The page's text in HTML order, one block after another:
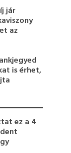
jár
az
is érhet,
ez a 4